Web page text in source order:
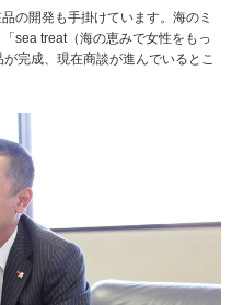
の開発も手掛けています。海のミ
sea treat（海の恵みで女性をもっ
完成、現在商談が進んでいるとこ